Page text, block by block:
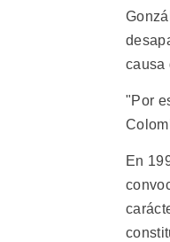
causa
"Por
En